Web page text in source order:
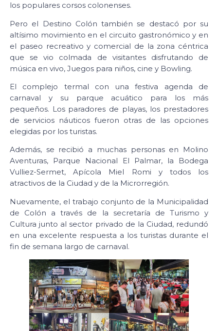
los populares corsos colonenses.
Pero el Destino Colón también se destacó por su
altísimo movimiento en el circuito gastronómico y en
el paseo recreativo y comercial de la zona céntrica
que se vio colmada de visitantes disfrutando de
música en vivo, Juegos para niños, cine y Bowling.
El complejo termal con una festiva agenda de
carnaval y su parque acuático para los más
pequeños. Los paradores de playas, los prestadores
de servicios náuticos fueron otras de las opciones
elegidas por los turistas.
Además, se recibió a muchas personas en Molino
Aventuras, Parque Nacional El Palmar, la Bodega
Vulliez-Sermet, Apícola Miel Romi y todos los
atractivos de la Ciudad y de la Microrregión.
Nuevamente, el trabajo conjunto de la Municipalidad
de Colón a través de la secretaría de Turismo y
Cultura junto al sector privado de la Ciudad, redundó
en una excelente respuesta a los turistas durante el
fin de semana largo de carnaval.